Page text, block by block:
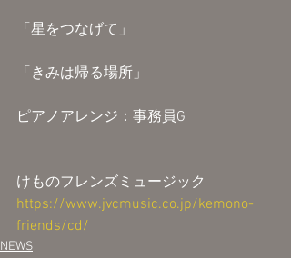
「星をつなげて」
「きみは帰る場所」
ピアノアレンジ：事務員G
けものフレンズミュージック
https://www.jvcmusic.co.jp/kemono-
friends/cd/
NEWS